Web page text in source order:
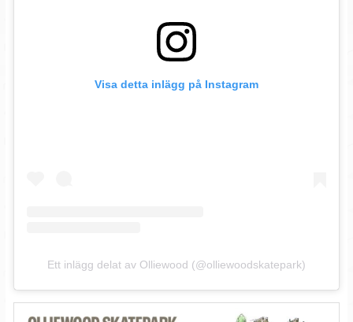
Visa detta inlägg på Instagram
Ett inlägg delat av Olliewood (@olliewoodskatepark)